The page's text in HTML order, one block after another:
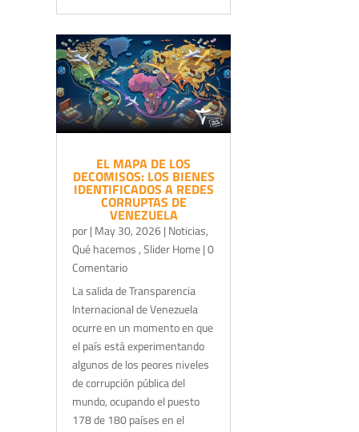
EL MAPA DE LOS
DECOMISOS: LOS BIENES
IDENTIFICADOS A REDES
CORRUPTAS DE
VENEZUELA
por| May 30, 2026| Noticias,
Qué hacemos ,Slider Home| 0
Comentario
La salida de Transparencia
Internacional de Venezuela
ocurre en un momento en que
el país está experimentando
algunos de los peores niveles
de corrupción pública del
mundo, ocupando el puesto
178 de 180 países en el